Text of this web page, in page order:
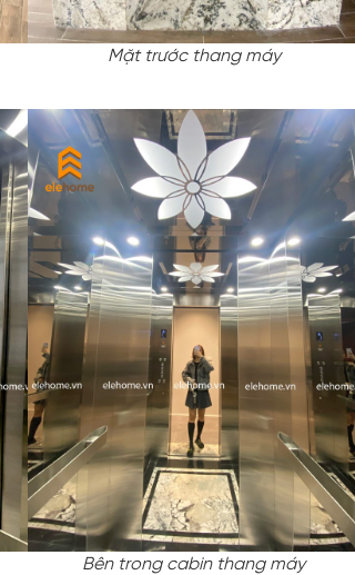
Mặt trước thang máy
Bên trong cabin thang máy